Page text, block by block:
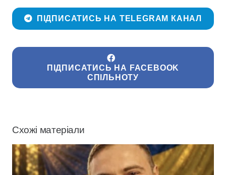
ПІДПИСАТИСЬ НА TELEGRAM КАНАЛ
ПІДПИСАТИСЬ НА FACEBOOK
СПІЛЬНОТУ
Схожі матеріали